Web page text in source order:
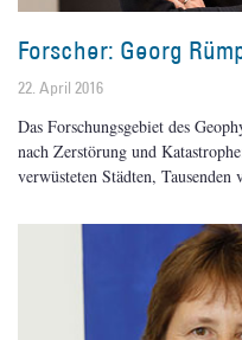
Forscher: Georg
22. April 2016
Das Forschungsgebiet des
nach Zerstörung und
verwüsteten Städten, Tausenden